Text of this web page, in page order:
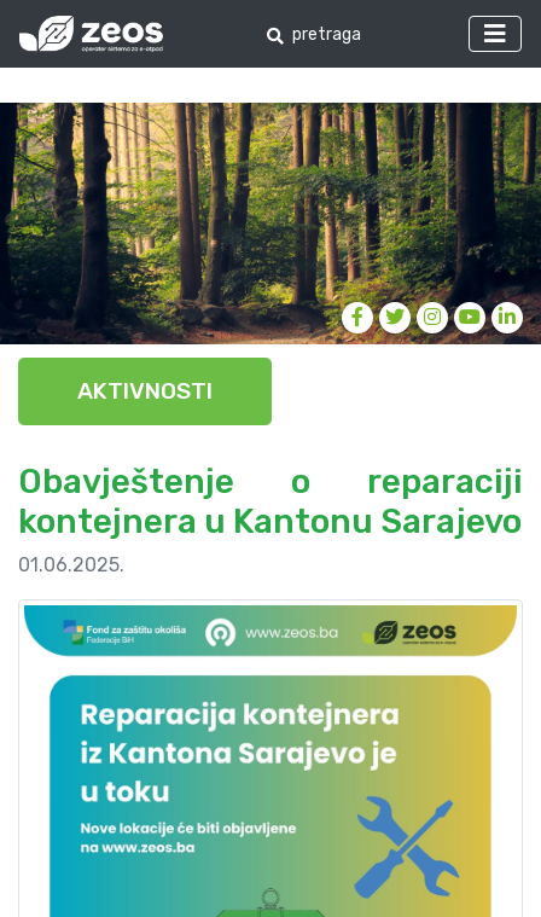
AKTIVNOSTI
Obavještenje o reparaciji
kontejnera u Kantonu Sarajevo
01.06.2025.